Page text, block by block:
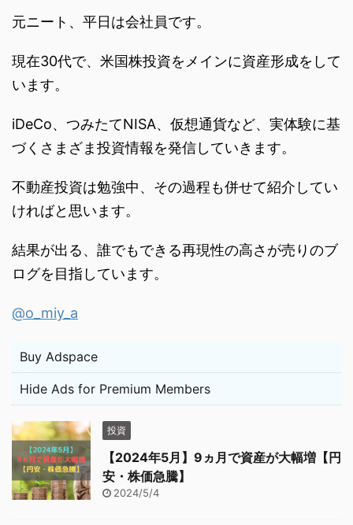
元ニート、平日は会社員です。
現在30代で、米国株投資をメインに資産形成をして
います。
iDeCo、つみたてNISA、仮想通貨など、実体験に基
づくさまざま投資情報を発信していきます。
不動産投資は勉強中、その過程も併せて紹介してい
ければと思います。
結果が出る、誰でもできる再現性の高さが売りのブ
ログを目指しています。
@o_miy_a
Buy Adspace
Hide Ads for Premium Members
投資
【2024年5月】9ヵ月で資産が大幅増【円
安・株価急騰】
2024/5/4